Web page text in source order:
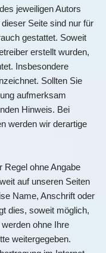
jeweiligen Autors
Seite sind nur für
gestattet. Soweit
erstellt wurden,
Insbesondere
Sollten Sie
aufmerksam
Hinweis. Bei
werden wir derartige
Regel ohne Angabe
auf unseren Seiten
Name, Anschrift oder
dies, soweit möglich,
ohne Ihre
weitergegeben.